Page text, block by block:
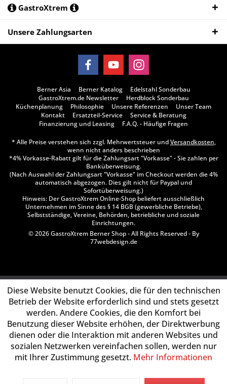
GastroXtrem
Unsere Zahlungsarten
Berner Asia Berner Katalog
Edelstahl Sonderbau
GastroXtrem.de Newsletter
Herdblock Sonderbau
Küchenplanung
Philosophie Unsere Referenzen
Unser Team
Kontakt
Ersatzteil-Service
Service & Beratung
Finanzierung und Leasing
F.A.Q. - Häufige Fragen
* Alle Preise verstehen sich zzgl. Mehrwertsteuer undVersandkosten,
wenn nicht anders beschrieben
*4% Vorkasse-Rabatt gilt für die Zahlungsart "Vorkasse" - Sie zahlen per
Banküberweisung.
(Nach Auswahl der Zahlungsart "Vorkasse" im Checkout werden die 4%
automatisch abgezogen. Dies gilt nicht für Paypal und
Sofortüberweisung.)
Hinweis: Der GastroXtrem Online-Shop beliefert ausschließlich
Unternehmen im Sinne des § 14 BGB (gewerbliche Betriebe),
Selbstständige, Vereine, Behörden, betriebliche und soziale
Einrichtungen.
© 2026 GastroXtrem Berner Shop - All Rights Reserved - By
77webdesign.de
Diese Website benutzt Cookies, die für den technischen
Betrieb der Website erforderlich sind und stets gesetzt
werden. Andere Cookies, die den Komfort bei
Benutzung dieser Website erhöhen, der Direktwerbung
dienen oder die Interaktion mit anderen Websites und
sozialen Netzwerken vereinfachen sollen, werden nur
mit Ihrer Zustimmung gesetzt. Mehr Informationen